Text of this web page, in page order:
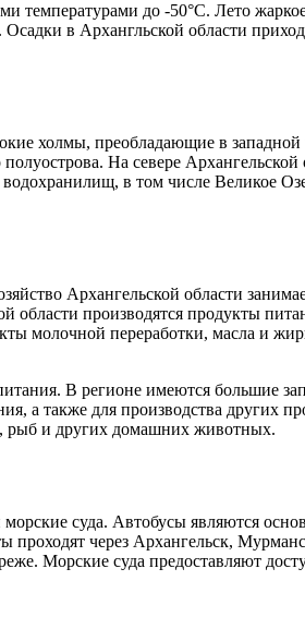
температурами до -50°C. Лето
в Архангльской области
холмы, преобладающие в западной
На севере Архангельской
водохранилищ, в том числе Великое
Архангельской области
области производятся продукты
молочной переработки, масла и
В регионе имеются большие
а также для производства других
рыб и других домашних животных.
морские суда. Автобусы являются
проходят через Архангельск,
Морские суда предоставляют